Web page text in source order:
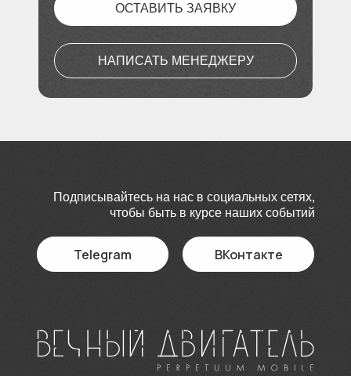
НАПИСАТЬ МЕНЕДЖЕРУ
ОСТАВИТЬ ЗАЯВКУ
ВКонтакте
Подписывайтесь на нас в социальных сетях,
чтобы быть в курсе наших событий
Telegram